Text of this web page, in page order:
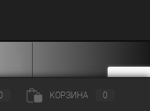
КОРЗИНА 0